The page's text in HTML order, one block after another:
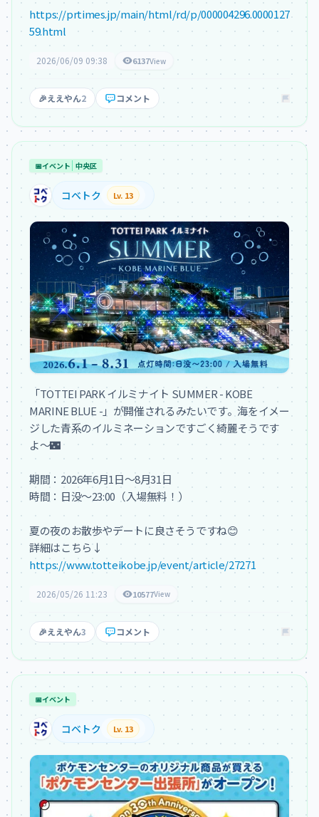
https://prtimes.jp/main/html/rd/p/000004296.0000127
59.html
2026/06/09 09:38 6137View
🎉ええやん2 コメント
📅イベント 中央区
コベトク Lv. 13
「TOTTEI PARK イルミナイト SUMMER - KOBE
MARINE BLUE -」が開催されるみたいです。海をイメー
ジした青系のイルミネーションですごく綺麗そうです
よ〜🌃
期間：2026年6月1日〜8月31日
時間：日没〜23:00（入場無料！）
夏の夜のお散歩やデートに良さそうですね😊
https://www.totteikobe.jp/event/article/27271
2026/05/26 11:23 10577View
🎉ええやん3 コメント
📅イベント
コベトク Lv. 13